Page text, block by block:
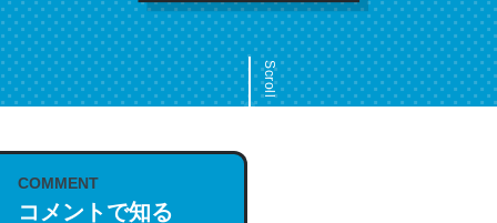
Scroll
COMMENT
コメントで知る
これは名文。彼はとてもクレバーなんだろうなと凄く思